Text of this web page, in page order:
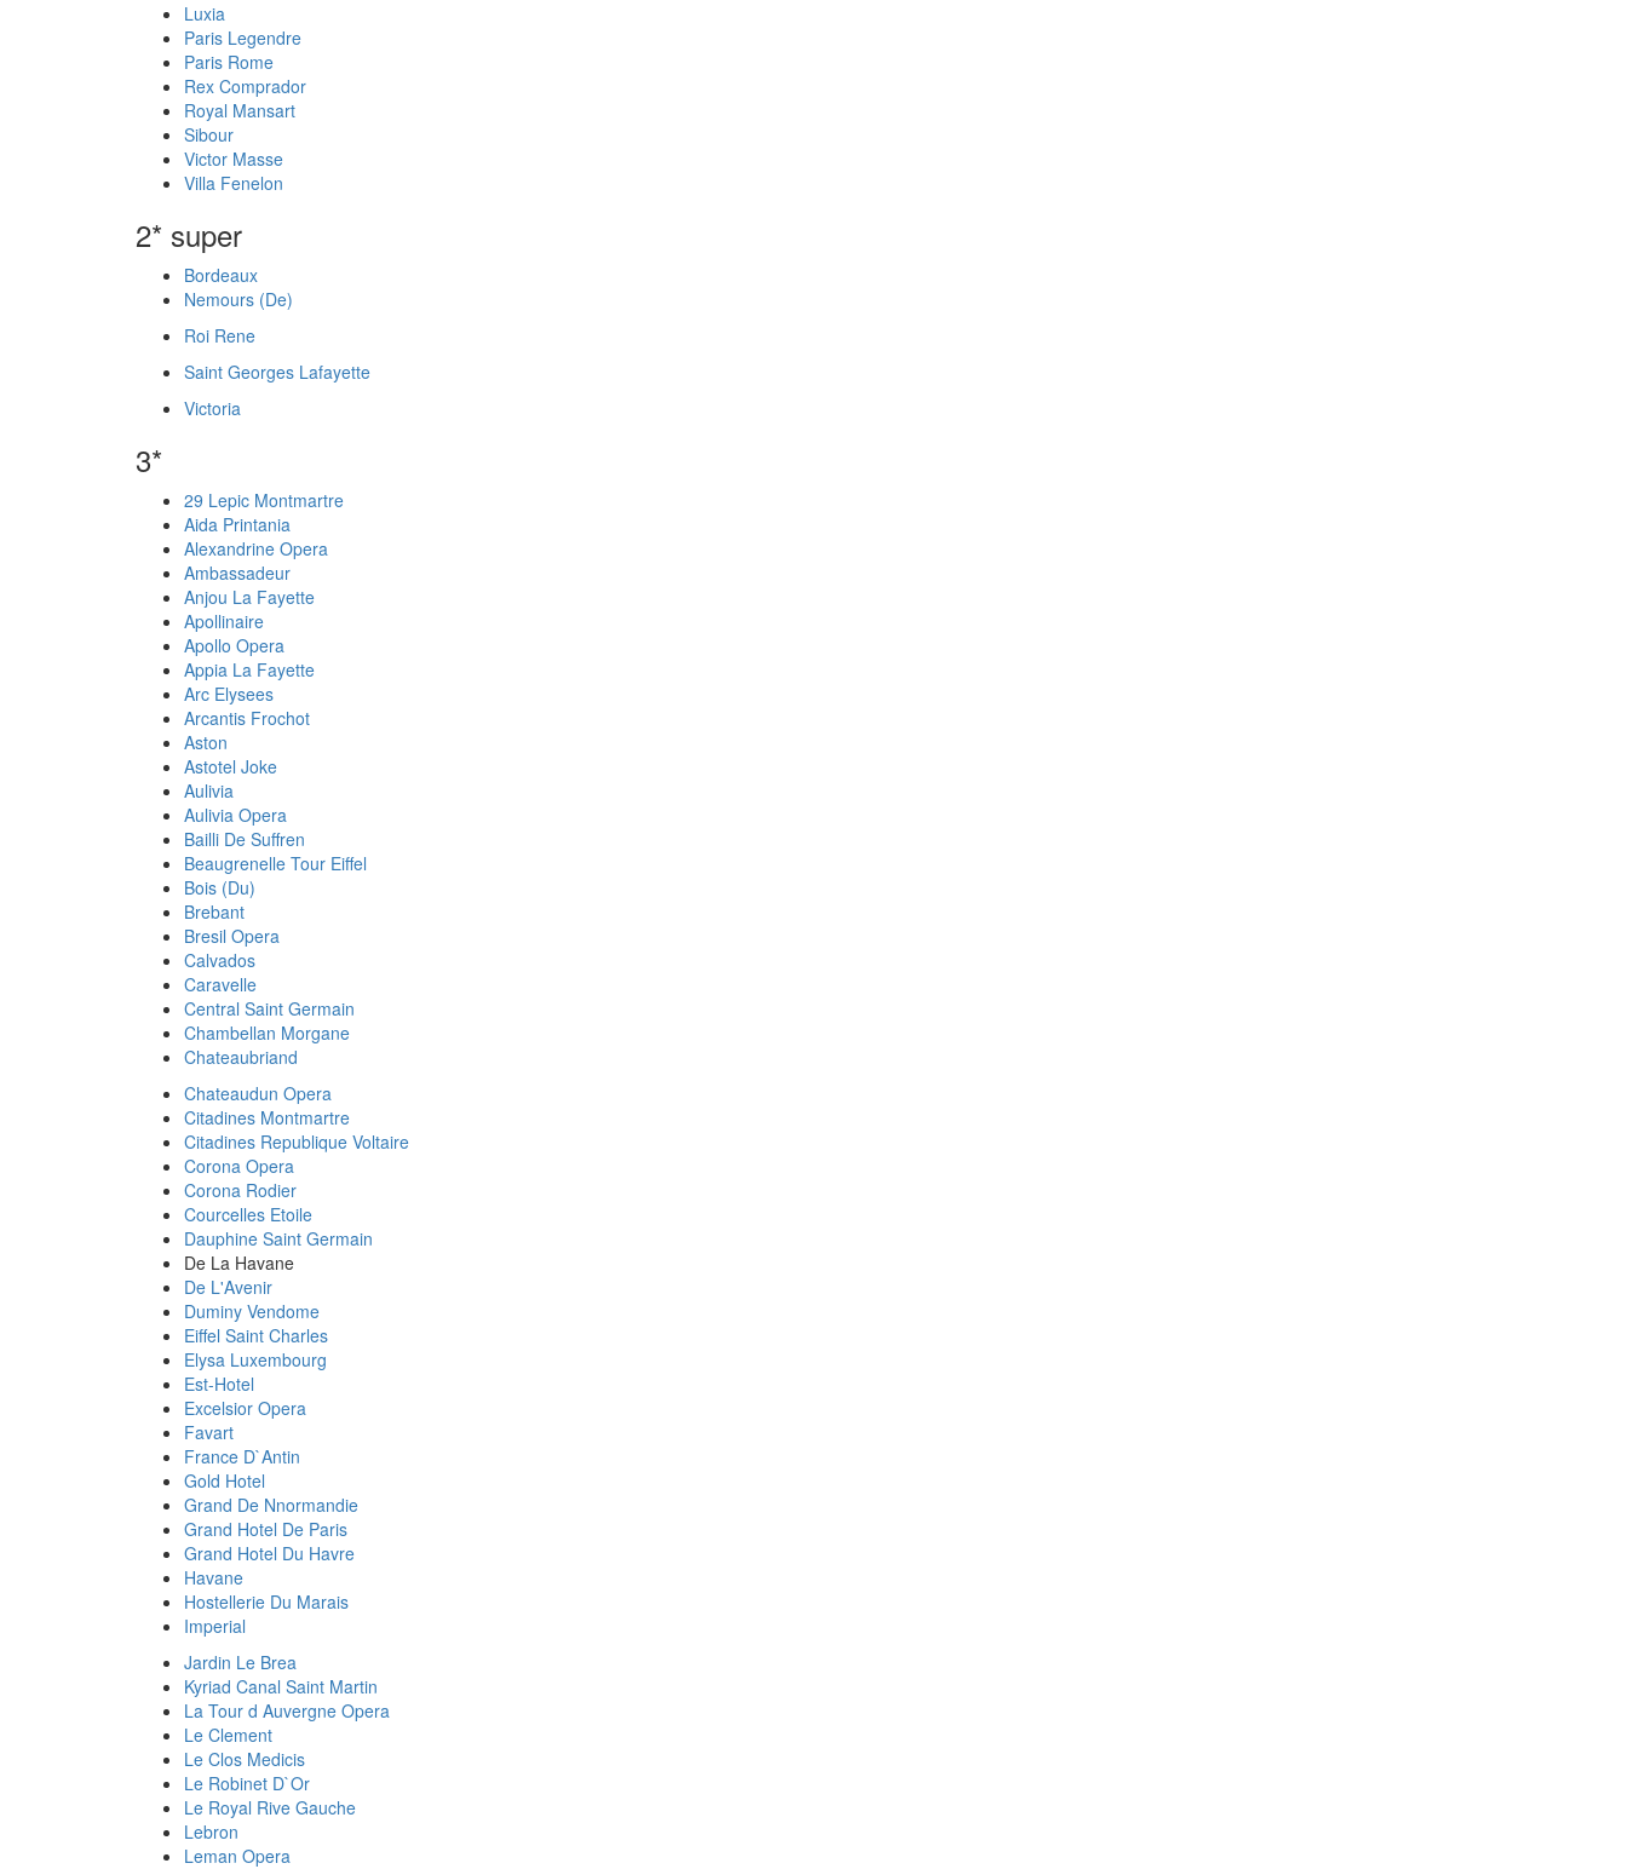
Luxia
Paris Legendre
Paris Rome
Rex Comprador
Royal Mansart
Sibour
Victor Masse
Villa Fenelon
2* super
Bordeaux
Nemours (De)
Roi Rene
Saint Georges Lafayette
Victoria
3*
29 Lepic Montmartre
Aida Printania
Alexandrine Opera
Ambassadeur
Anjou La Fayette
Apollinaire
Apollo Opera
Appia La Fayette
Arc Elysees
Arcantis Frochot
Aston
Astotel Joke
Aulivia
Aulivia Opera
Bailli De Suffren
Beaugrenelle Tour Eiffel
Bois (Du)
Brebant
Bresil Opera
Calvados
Caravelle
Central Saint Germain
Chambellan Morgane
Chateaubriand
Chateaudun Opera
Citadines Montmartre
Citadines Republique Voltaire
Corona Opera
Corona Rodier
Courcelles Etoile
Dauphine Saint Germain
De La Havane
De L'Avenir
Duminy Vendome
Eiffel Saint Charles
Elysa Luxembourg
Est-Hotel
Excelsior Opera
Favart
France D`Antin
Gold Hotel
Grand De Nnormandie
Grand Hotel De Paris
Grand Hotel Du Havre
Havane
Hostellerie Du Marais
Imperial
Jardin Le Brea
Kyriad Canal Saint Martin
La Tour d Auvergne Opera
Le Clement
Le Clos Medicis
Le Robinet D`Or
Le Royal Rive Gauche
Lebron
Leman Opera